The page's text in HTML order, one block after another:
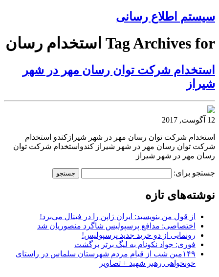
سیستم اطلاع رسانی
Tag Archives for استخدام رسان
استخدام شرکت توان رسان مهر در شهر
شیراز
12 آگوست, 2017
استخدام شرکت توان رسان مهر در شهر شیرازکندو استخدام
شرکت توان رسان مهر در شهر شیراز کندواستخدام شرکت توان
رسان مهر در شهر شیراز
جستجو برای:
نوشته‌های تازه
از قول من بنویسید: ایران ژاپن را در فینال می‌برد!
اختصاصی: مدافع پرسپولیس شاگرد منصوریان شد
رونمایی از دو خرید جدید پرسپولیس!
فوری: جواد نکونام به لیگ برتر برگشت
۱۴۹مین شب از قیام مردم شهرستان سلماس در راستای
خونخواهی رهبر شهید + تصاویر